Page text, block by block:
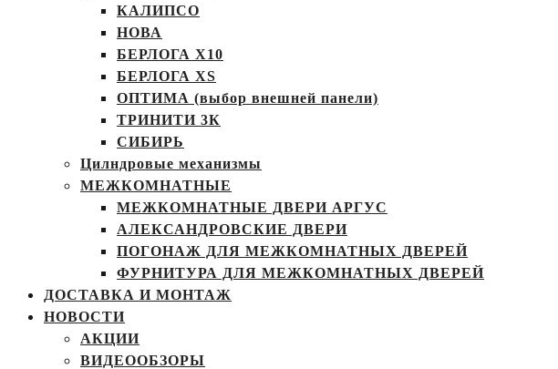
КАЛИПСО
НОВА
БЕРЛОГА Х10
БЕРЛОГА XS
ОПТИМА (выбор внешней панели)
ТРИНИТИ 3К
СИБИРЬ
Цилндровые механизмы
МЕЖКОМНАТНЫЕ
МЕЖКОМНАТНЫЕ ДВЕРИ АРГУС
АЛЕКСАНДРОВСКИЕ ДВЕРИ
ПОГОНАЖ ДЛЯ МЕЖКОМНАТНЫХ ДВЕРЕЙ
ФУРНИТУРА ДЛЯ МЕЖКОМНАТНЫХ ДВЕРЕЙ
ДОСТАВКА И МОНТАЖ
НОВОСТИ
АКЦИИ
ВИДЕООБЗОРЫ